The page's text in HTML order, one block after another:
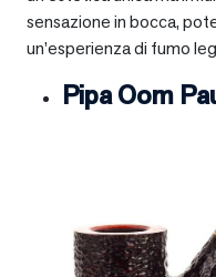
sensazione in bocca,
un’esperienza di fumo
Pipa Oom